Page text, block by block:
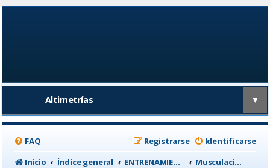
Altimetrías ▼
FAQ Identificarse
Registrarse
Inicio
Índice general ENTRENAMIENTO, medicina deportiva y nutrición Musculación, Estiramientos, Electroestimulación ..